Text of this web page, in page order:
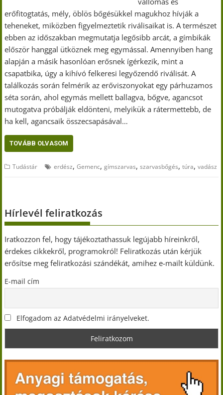
erőfitogtatás, mély, öblös bőgésükkel magukhoz hívják a
teheneket, miközben figyelmeztetik riválisaikat is. A természet
ebben az időszakban megmutatja legősibb arcát, a gímbikák
először hanggal ütköznek meg egymással. Amennyiben hang
alapján a másik hasonlóan erősnek ígérkezik, mint a
csapatbika, úgy a kihívó felkeresi legyőzendő riválisát. A
találkozás során felmérik az erőviszonyokat egy párhuzamos
séta során, ahol egymás mellett ballagva, bőgve, agancsot
mutogatva próbálják eldönteni, melyikük a rátermettebb, de
ha kell, agancsaik összecsapásával…
TOVÁBB OLVASOM
Tudástár erdész,Gemenc,gímszarvas,szarvasbőgés,túra,vadász
Hírlevél feliratkozás
Iratkozzon fel, hogy tájékoztathassuk legújabb híreinkről,
érdekes cikkekről, programokról! Feliratkozás után kérjük
erősítse meg feliratkozási szándékát, amihez e-mailt küldünk.
E-mail cím
Elfogadom az Adatvédelmi irányelveket.